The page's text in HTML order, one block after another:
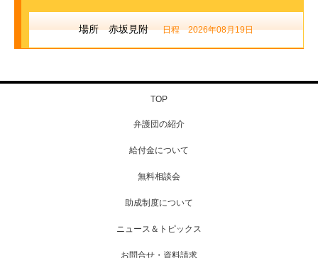
場所 赤坂見附 日程 2026年08月19日
TOP
弁護団の紹介
給付金について
無料相談会
助成制度について
ニュース＆トピックス
お問合せ・資料請求